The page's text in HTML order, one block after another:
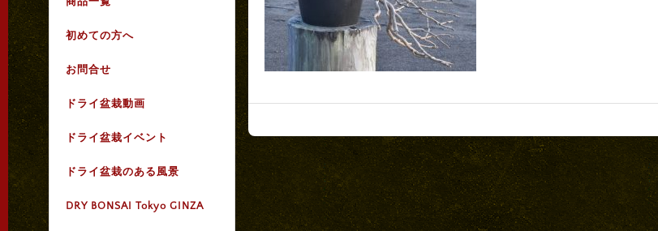
初めての方へ
お問合せ
ドライ盆栽動画
ドライ盆栽イベント
ドライ盆栽のある風景
DRY BONSAI Tokyo GINZA